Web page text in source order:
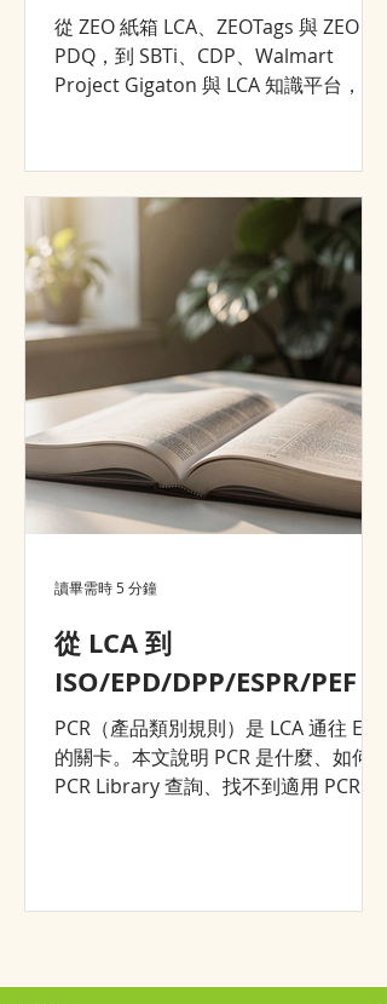
從 ZEO 紙箱 LCA、ZEOTags 與 ZEO
PDQ，到 SBTi、CDP、Walmart
Project Gigaton 與 LCA 知識平台，回
從 LCA 到
ISO/EPD/DPP/ESPR/PEF？
PCR（產品類別規則）是 LCA 通往 EPD
的關卡。本文說明 PCR 是什麼、如何在
PCR Library 查詢、找不到適用 PCR 時
讀畢需時 5 分鐘